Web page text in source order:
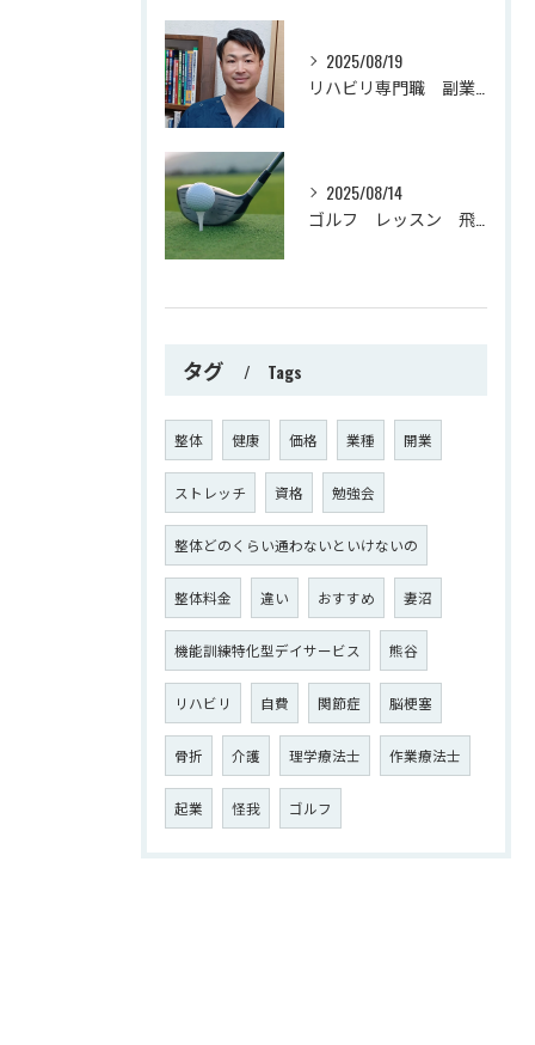
2025/08/19
2025/08/14
タグ Tags
整体 健康 価格 業種 開業
ストレッチ 資格 勉強会
整体どのくらい通わないといけないの
整体料金 違い おすすめ 妻沼
機能訓練特化型デイサービス 熊谷
リハビリ 自費 関節症 脳梗塞
骨折 介護 理学療法士 作業療法士
起業 怪我 ゴルフ